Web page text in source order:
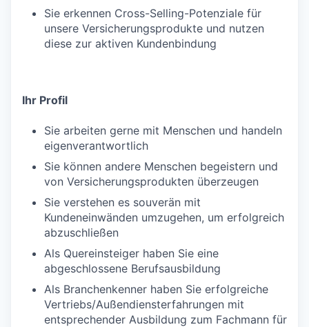
Sie erkennen Cross-Selling-Potenziale für
unsere Versicherungsprodukte und nutzen
diese zur aktiven Kundenbindung
Ihr Profil
Sie arbeiten gerne mit Menschen und handeln
eigenverantwortlich
Sie können andere Menschen begeistern und
von Versicherungsprodukten überzeugen
Sie verstehen es souverän mit
Kundeneinwänden umzugehen, um erfolgreich
abzuschließen
Als Quereinsteiger haben Sie eine
abgeschlossene Berufsausbildung
Als Branchenkenner haben Sie erfolgreiche
Vertriebs/Außendiensterfahrungen mit
entsprechender Ausbildung zum Fachmann für